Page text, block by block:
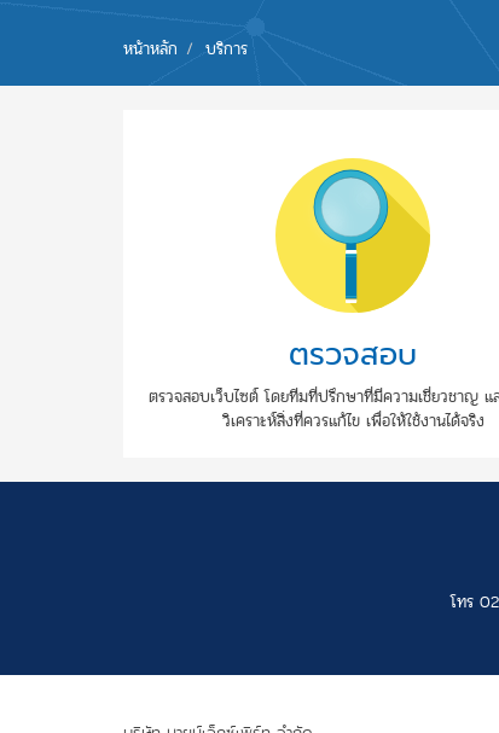
You are
here
หน้าหลัก บริการ
ตรวจสอบ
ตรวจสอบเว็บไซต์ โดยทีมที่ปรึกษาที่มีความเชี่ยวชาญ แ
วิเคราะห์สิ่งที่ควรแก้ไข เพื่อให้ใช้งานได้จริง
โทร